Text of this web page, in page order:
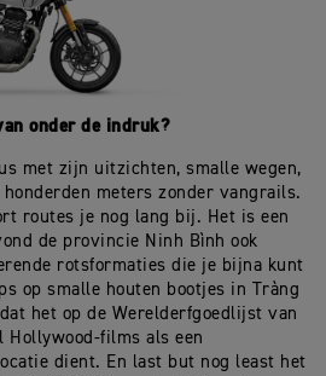
onder de indruk?
met zijn uitzichten, smalle wegen,
meters zonder vangrails.
routes je nog lang bij. Het is een
de provincie Ninh Bình ook
rotsformaties die je bijna kunt
op smalle houten bootjes in Tràng
het op de Werelderfgoedlijst van
Hollywood-films als een
dient. En last but nog least het